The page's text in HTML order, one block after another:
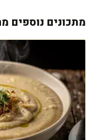
מתכונים נוספים